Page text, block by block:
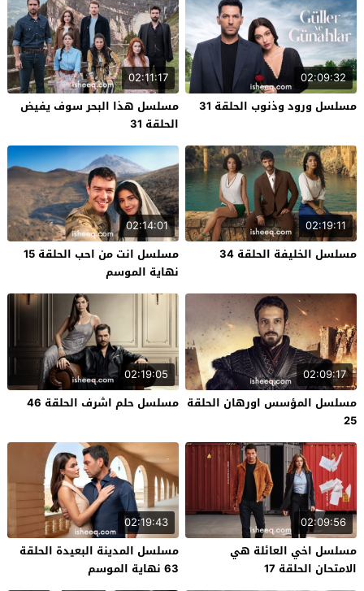
02:09:32
مسلسل ورود وذنوب الحلقة 31
02:11:17
مسلسل هذا البحر سوف يفيض
الحلقة 31
02:19:11
مسلسل الخليفة الحلقة 34
02:14:01
مسلسل انت من احب الحلقة 15
نهاية الموسم
02:09:17
مسلسل المؤسس اورهان الحلقة
25
02:19:05
مسلسل حلم اشرف الحلقة 46
02:09:56
مسلسل اخي العائلة هي
الامتحان الحلقة 17
02:19:43
مسلسل المدينة البعيدة الحلقة
63 نهاية الموسم